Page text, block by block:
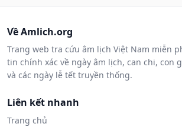
Về Amlich.org
Trang web tra cứu âm lịch Việt Nam miễn
tin chính xác về ngày âm lịch, can chi, con
và các ngày lễ tết truyền thống.
Liên kết nhanh
Trang chủ